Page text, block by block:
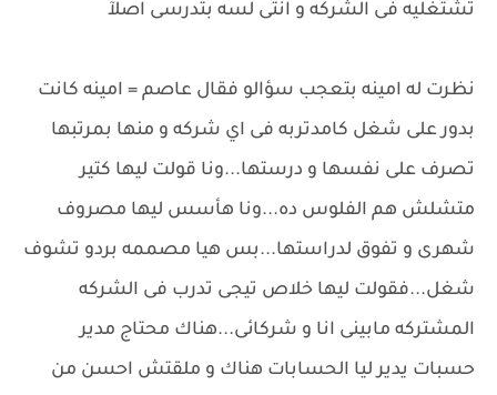
تشتغليه فى الشركه و انتى لسه بتدرسى اصلآ
نظرت له امينه بتعجب سؤالو فقال عاصم = امينه كانت
بدور على شغل كامدتربه فى اي شركه و منها بمرتبها
تصرف على نفسها و درستها...ونا قولت ليها كتير
متشلش هم الفلوس ده...ونا هأسس ليها مصروف
شهرى و تفوق لدراستها...بس هيا مصممه بردو تشوف
شغل...فقولت ليها خلاص تيجى تدرب فى الشركه
المشتركه مابينى انا و شركائى...هناك محتاج مدير
حسبات يدير ليا الحسابات هناك و ملقتش احسن من